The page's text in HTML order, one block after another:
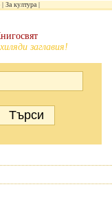
За култура
заглавия!